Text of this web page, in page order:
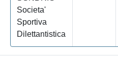
Societa'
Sportiva
Dilettantistica